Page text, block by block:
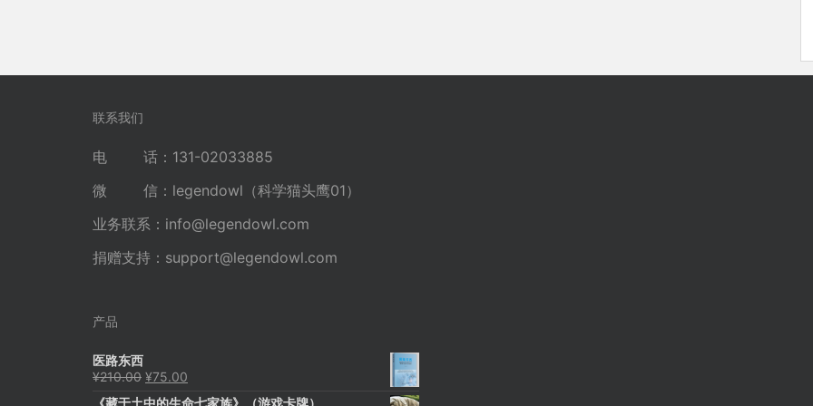
联系我们
电 话：131-02033885
微 信：legendowl（科学猫头鹰01）
业务联系： info@legendowl.com
捐赠支持： support@legendowl.com
产品
医路东西
¥210.00 原
¥75.00